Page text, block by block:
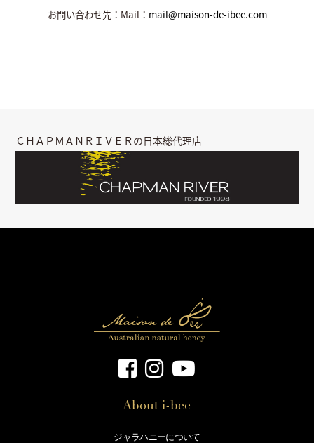
お問い合わせ先：Mail： mail@maison-de-ibee.com
ＣＨＡＰＭＡＮＲＩＶＥＲの日本総代理店
About i-bee
ジャラハニーについて